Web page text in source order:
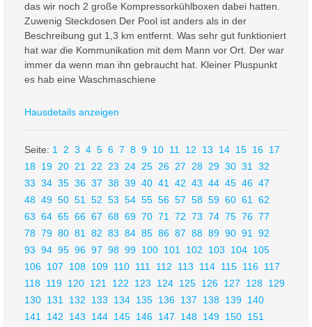
das wir noch 2 große Kompressorkühlboxen dabei hatten.
Zuwenig Steckdosen Der Pool ist anders als in der
Beschreibung gut 1,3 km entfernt. Was sehr gut funktioniert
hat war die Kommunikation mit dem Mann vor Ort. Der war
immer da wenn man ihn gebraucht hat. Kleiner Pluspunkt
es hab eine Waschmaschiene
Hausdetails anzeigen
Seite: 1 2 3 4 5 6 7 8 9 10 11 12 13 14 15 16 17
18 19 20 21 22 23 24 25 26 27 28 29 30 31
32
33 34 35 36 37 38 39 40 41 42 43 44 45 46 47
48 49 50 51 52 53 54 55 56 57 58 59 60 61
62
63 64 65 66 67 68 69 70 71 72 73 74 75 76 77
78 79 80 81 82 83 84 85 86 87 88 89 90 91
92
93 94 95 96 97 98 99 100 101 102 103 104 105
106 107 108 109 110 111 112 113 114 115 116 117
118 119 120 121 122 123 124 125 126 127 128 129
130 131 132 133 134 135 136 137 138 139 140
141
142 143 144 145 146 147 148 149 150 151